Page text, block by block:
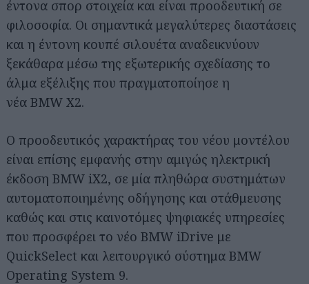
έντονα σπορ στοιχεία και είναι προοδευτική σε
φιλοσοφία. Οι σημαντικά μεγαλύτερες διαστάσεις
και η έντονη κουπέ σιλουέτα αναδεικνύουν
ξεκάθαρα μέσω της εξωτερικής σχεδίασης το
άλμα εξέλιξης που πραγματοποίησε η
νέα BMW X2.
Ο προοδευτικός χαρακτήρας του νέου μοντέλου
είναι επίσης εμφανής στην αμιγώς ηλεκτρική
έκδοση BMW iX2, σε μία πληθώρα συστημάτων
αυτοματοποιημένης οδήγησης και στάθμευσης
καθώς και στις καινοτόμες ψηφιακές υπηρεσίες
που προσφέρει το νέο BMW iDrive με
QuickSelect και λειτουργικό σύστημα BMW
Operating System 9.